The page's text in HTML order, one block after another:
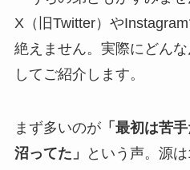
X（旧Twitter）や
絶えません。実際にどん
してご紹介します。
まず多いのが「最初は苦
沼ってた」
という声。源